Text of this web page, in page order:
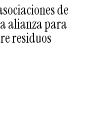
de
alianza para
residuos